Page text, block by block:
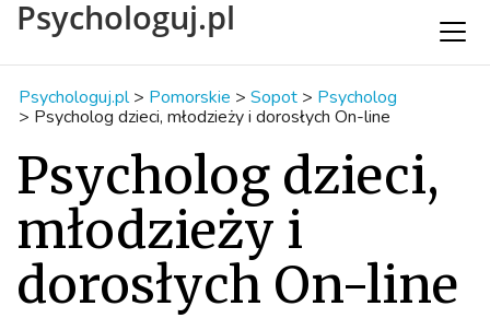
Psychologuj.pl
Psychologuj.pl > Pomorskie > Sopot > Psycholog
> Psycholog dzieci, młodzieży i dorosłych On-line
Psycholog dzieci,
młodzieży i
dorosłych On-line